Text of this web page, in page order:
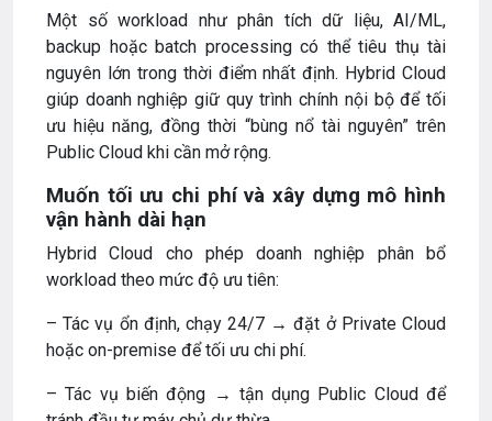
Một số workload như phân tích dữ liệu, AI/ML,
backup hoặc batch processing có thể tiêu thụ tài
nguyên lớn trong thời điểm nhất định. Hybrid Cloud
giúp doanh nghiệp giữ quy trình chính nội bộ để tối
ưu hiệu năng, đồng thời “bùng nổ tài nguyên” trên
Public Cloud khi cần mở rộng.
Muốn tối ưu chi phí và xây dựng mô hình
vận hành dài hạn
Hybrid Cloud cho phép doanh nghiệp phân bổ
workload theo mức độ ưu tiên:
– Tác vụ ổn định, chạy 24/7 → đặt ở Private Cloud
hoặc on-premise để tối ưu chi phí.
– Tác vụ biến động → tận dụng Public Cloud để